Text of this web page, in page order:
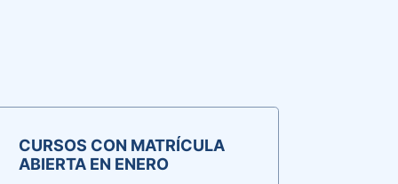
CURSOS CON MATRÍCULA
ABIERTA EN ENERO